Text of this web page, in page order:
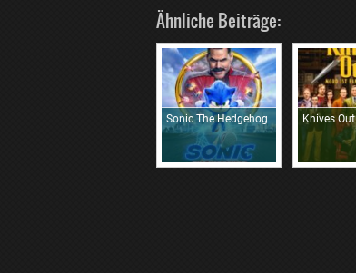
Ähnliche Beiträge:
Sonic The Hedgehog Knives Out